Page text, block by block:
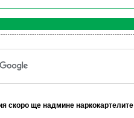
скоро ще надмине наркокартелите